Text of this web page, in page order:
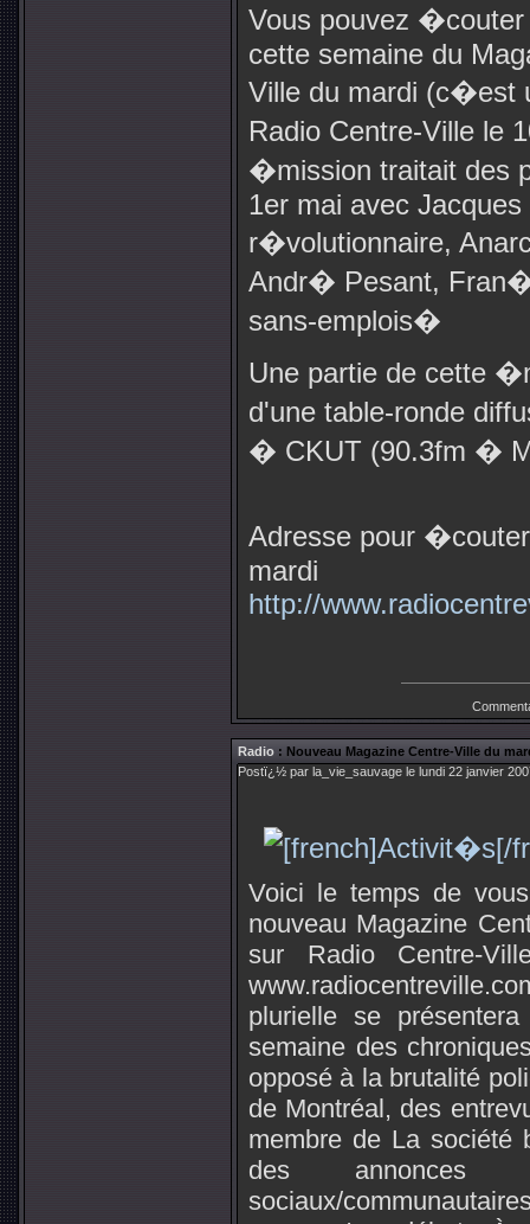
Vous pouvez
cette semaine du
Ville du mardi
Radio Centre-Ville
�mission traitait des
1er mai avec
r�volutionnaire,
Andr� Pesant,
sans-emplois�
Une partie de cette
d'une table-ronde
� CKUT (90.3fm �
Adresse pour
mardi
http://
Radio : Nouveau Magazine Centre-Ville du
Postï¿½ par la_vie_sauvage le lundi 22 janvier
Voici le temps de
nouveau Magazine
sur Radio Centre-
plurielle se
semaine des
opposé à la brutalité
de Montréal, des
membre de La société
des annonces
sociaux/